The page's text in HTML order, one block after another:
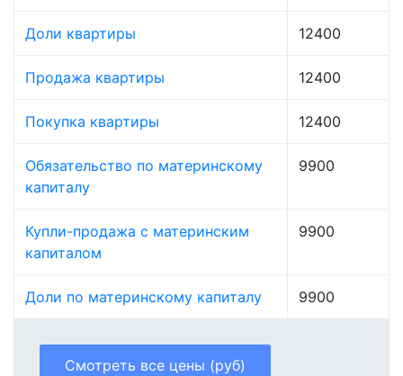
Доли квартиры 12400
Продажа квартиры 12400
Покупка квартиры 12400
Обязательство по материнскому
капиталу
9900
Купли-продажа с материнским
капиталом
9900
Доли по материнскому капиталу 9900
Смотреть все цены (руб)